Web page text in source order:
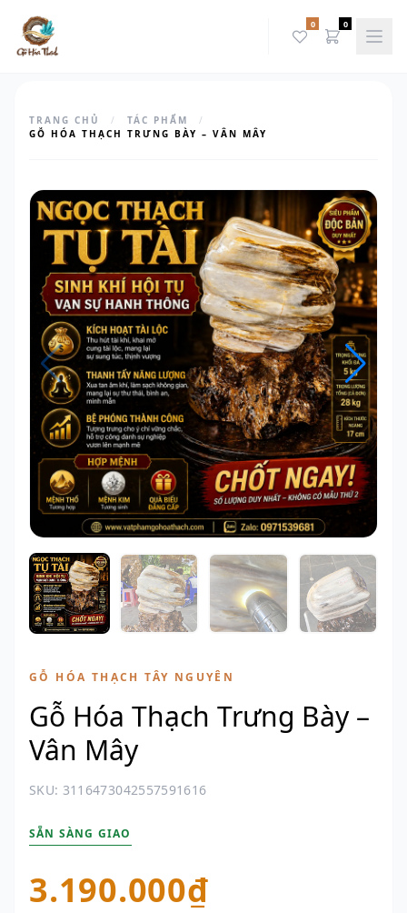
0 0
TRANG CHỦ / TÁC PHẨM
/
GỖ HÓA THẠCH TRƯNG BÀY – VÂN MÂY
GỖ HÓA THẠCH TÂY NGUYÊN
Gỗ Hóa Thạch Trưng Bày –
Vân Mây
SKU: 3116473042557591616
SẴN SÀNG GIAO
3.190.000₫